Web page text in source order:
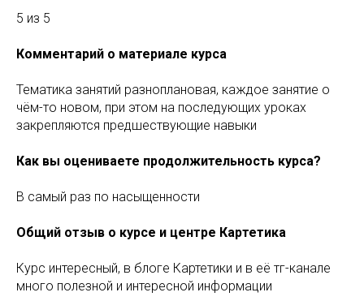
5 из 5
Комментарий о материале курса
Тематика занятий разноплановая, каждое занятие о
чём-то новом, при этом на последующих уроках
закрепляются предшествующие навыки
Как вы оцениваете продолжительность курса?
В самый раз по насыщенности
Общий отзыв о курсе и центре Картетика
Курс интересный, в блоге Картетики и в её тг-канале
много полезной и интересной информации